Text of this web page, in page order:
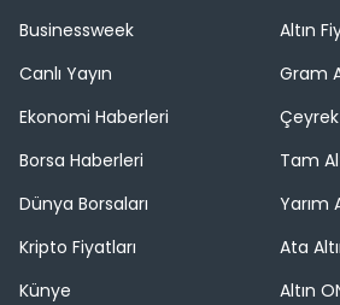
Businessweek
Canlı Yayın
Ekonomi Haberleri
Borsa Haberleri
Dünya Borsaları
Kripto Fiyatları
Künye
Altın
Gram
Çeyrek
Tam
Yarım
Ata
Altın